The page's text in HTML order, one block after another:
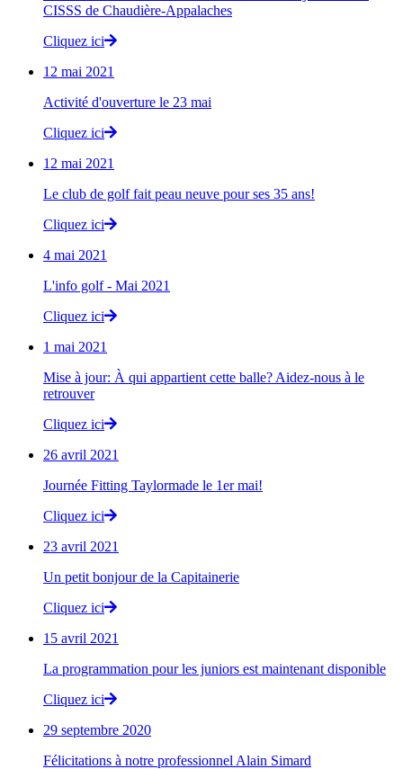
CISSS de Chaudière-Appalaches
Cliquez ici
12 mai 2021
Activité d'ouverture le 23 mai
Cliquez ici
12 mai 2021
Le club de golf fait peau neuve pour ses 35 ans!
Cliquez ici
4 mai 2021
L'info golf - Mai 2021
Cliquez ici
1 mai 2021
Mise à jour: À qui appartient cette balle? Aidez-nous à le
retrouver
Cliquez ici
26 avril 2021
Journée Fitting Taylormade le 1er mai!
Cliquez ici
23 avril 2021
Un petit bonjour de la Capitainerie
Cliquez ici
15 avril 2021
La programmation pour les juniors est maintenant disponible
Cliquez ici
29 septembre 2020
Félicitations à notre professionnel Alain Simard